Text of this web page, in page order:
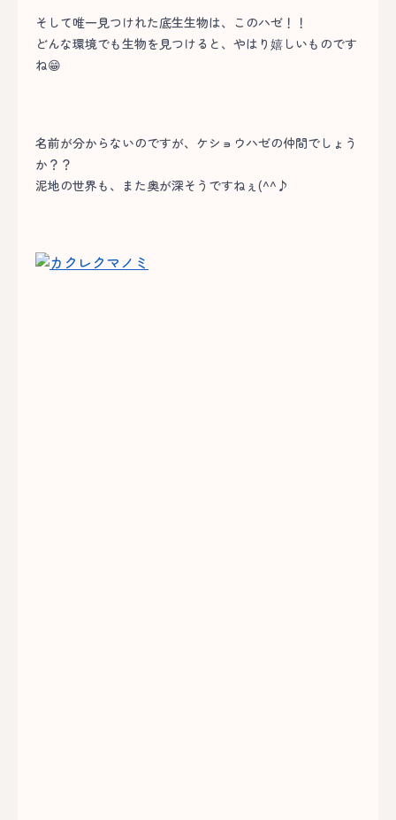
そして唯一見つけれた底生生物は、このハゼ！！
どんな環境でも生物を見つけると、やはり嬉しいものです
ね😁
名前が分からないのですが、ケショウハゼの仲間でしょう
か？？
泥地の世界も、また奥が深そうですねぇ(^^♪